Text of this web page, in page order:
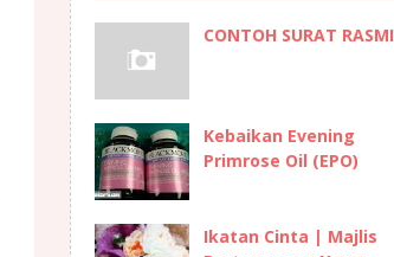
CONTOH SURAT RASMI
Kebaikan Evening
Primrose Oil (EPO)
Ikatan Cinta | Majlis